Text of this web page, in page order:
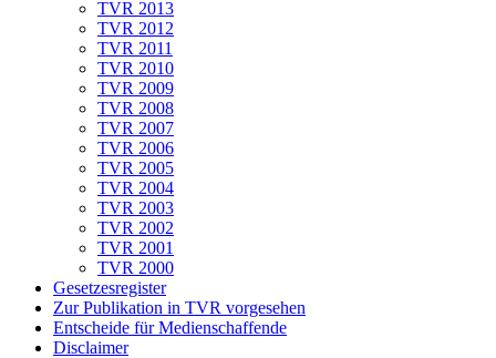
TVR 2013
TVR 2012
TVR 2011
TVR 2010
TVR 2009
TVR 2008
TVR 2007
TVR 2006
TVR 2005
TVR 2004
TVR 2003
TVR 2002
TVR 2001
TVR 2000
Gesetzesregister
Zur Publikation in TVR vorgesehen
Entscheide für Medienschaffende
Disclaimer